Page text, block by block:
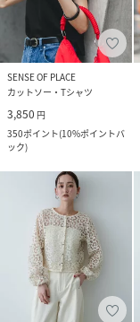
SENSE OF PLACE
カットソー・Tシャツ
3,850 円
350ポイント(10%ポイントバ
ック)